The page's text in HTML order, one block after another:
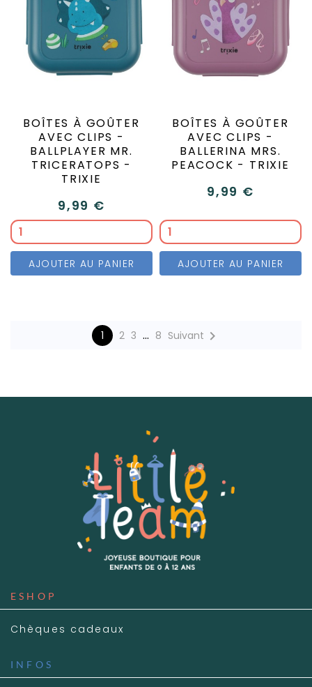
BOÎTES À GOÛTER
AVEC CLIPS -
BALLPLAYER MR.
TRICERATOPS -
TRIXIE
9,99 €
AJOUTER AU PANIER
BOÎTES À GOÛTER
AVEC CLIPS -
BALLERINA MRS.
PEACOCK - TRIXIE
9,99 €
AJOUTER AU PANIER
1 2 3 … 8 Suivant 
ESHOP
Chèques cadeaux
INFOS